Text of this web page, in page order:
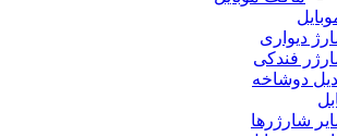
دیواری
فندکی
دوشاخه
شارژرها